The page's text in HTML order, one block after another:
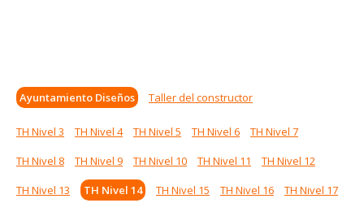
Ayuntamiento Diseños Taller del constructor
TH Nivel 3 TH Nivel 4 TH Nivel 5 TH Nivel 6
TH Nivel 7
TH Nivel 8
TH Nivel 9 TH Nivel 10 TH Nivel 11
TH Nivel 12
TH Nivel 13
TH Nivel 14 TH Nivel 15 TH Nivel 16
TH Nivel 17